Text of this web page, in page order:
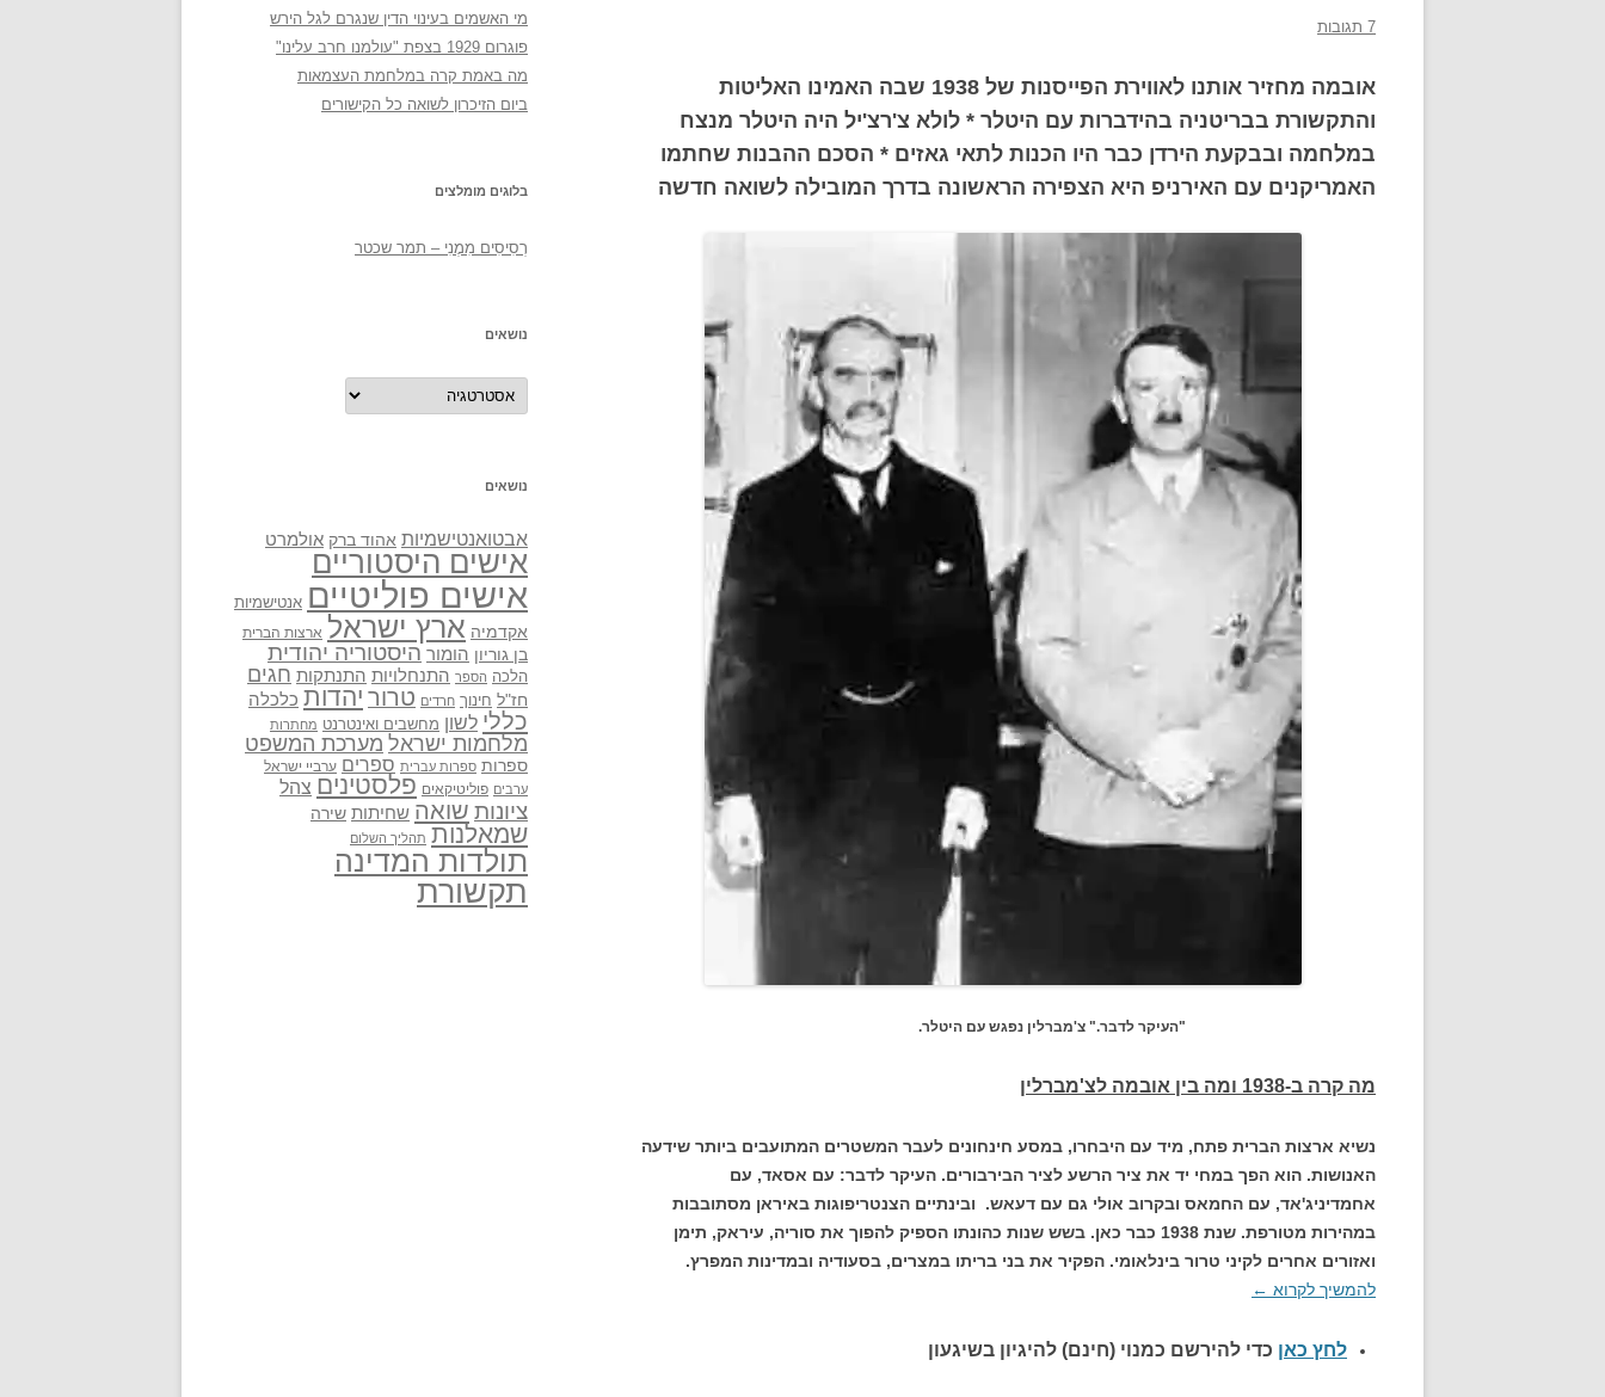
7 תגובות
אובמה מחזיר אותנו לאווירת הפייסנות של 1938 שבה האמינו האליטות
והתקשורת בבריטניה בהידברות עם היטלר * לולא צ'רצ'יל היה היטלר מנצח
במלחמה ובבקעת הירדן כבר היו הכנות לתאי גאזים * הסכם ההבנות שחתמו
האמריקנים עם האירניפ היא הצפירה הראשונה בדרך המובילה לשואה חדשה
"העיקר לדבר." צ'מברלין נפגש עם היטלר.
מה קרה ב-1938 ומה בין אובמה לצ'מברלין
נשיא ארצות הברית פתח, מיד עם היבחרו, במסע חינחונים לעבר המשטרים המתועבים ביותר שידעה
האנושות. הוא הפך במחי יד את ציר הרשע לציר הבירבורים. העיקר לדבר: עם אסאד, עם
אחמדיניג'אד, עם החמאס ובקרוב אולי גם עם דעאש. ובינתיים הצנטריפוגות באיראן מסתובבות
במהירות מטורפת. שנת 1938 כבר כאן. בשש שנות כהונתו הספיק להפוך את סוריה, עיראק, תימן
ואזורים אחרים לקיני טרור בינלאומי. הפקיר את בני בריתו במצרים, בסעודיה ובמדינות המפרץ.
להמשיך לקרוא ←
לחץ כאן כדי להירשם כמנוי (חינם) להיגיון בשיגעון
מי האשמים בעינוי הדין שנגרם לגל הירש
פוגרום 1929 בצפת "עולמנו חרב עלינו"
מה באמת קרה במלחמת העצמאות
ביום הזיכרון לשואה כל הקישורים
בלוגים מומלצים
רְסִיסִים מִמֶנִי – תמר שכטר
נושאים
נושאים
נושאים
אבטואנטישמיות אהוד ברק אולמרט
אישים היסטוריים
אישים פוליטיים אנטישמיות
אקדמיה ארץ ישראל ארצות הברית
בן גוריון הומור היסטוריה יהודית
הלכה הספר התנחלויות התנתקות חגים
חז"ל חינוך חרדים טרור יהדות כלכלה
כללי לשון מחשבים ואינטרנט מחתרות
מלחמות ישראל מערכת המשפט
ספרות ספרות עברית ספרים ערביי ישראל
ערבים פוליטיקאים פלסטינים צהל
ציונות שואה שחיתות שירה
שמאלנות תהליך השלום
תולדות המדינה
תקשורת